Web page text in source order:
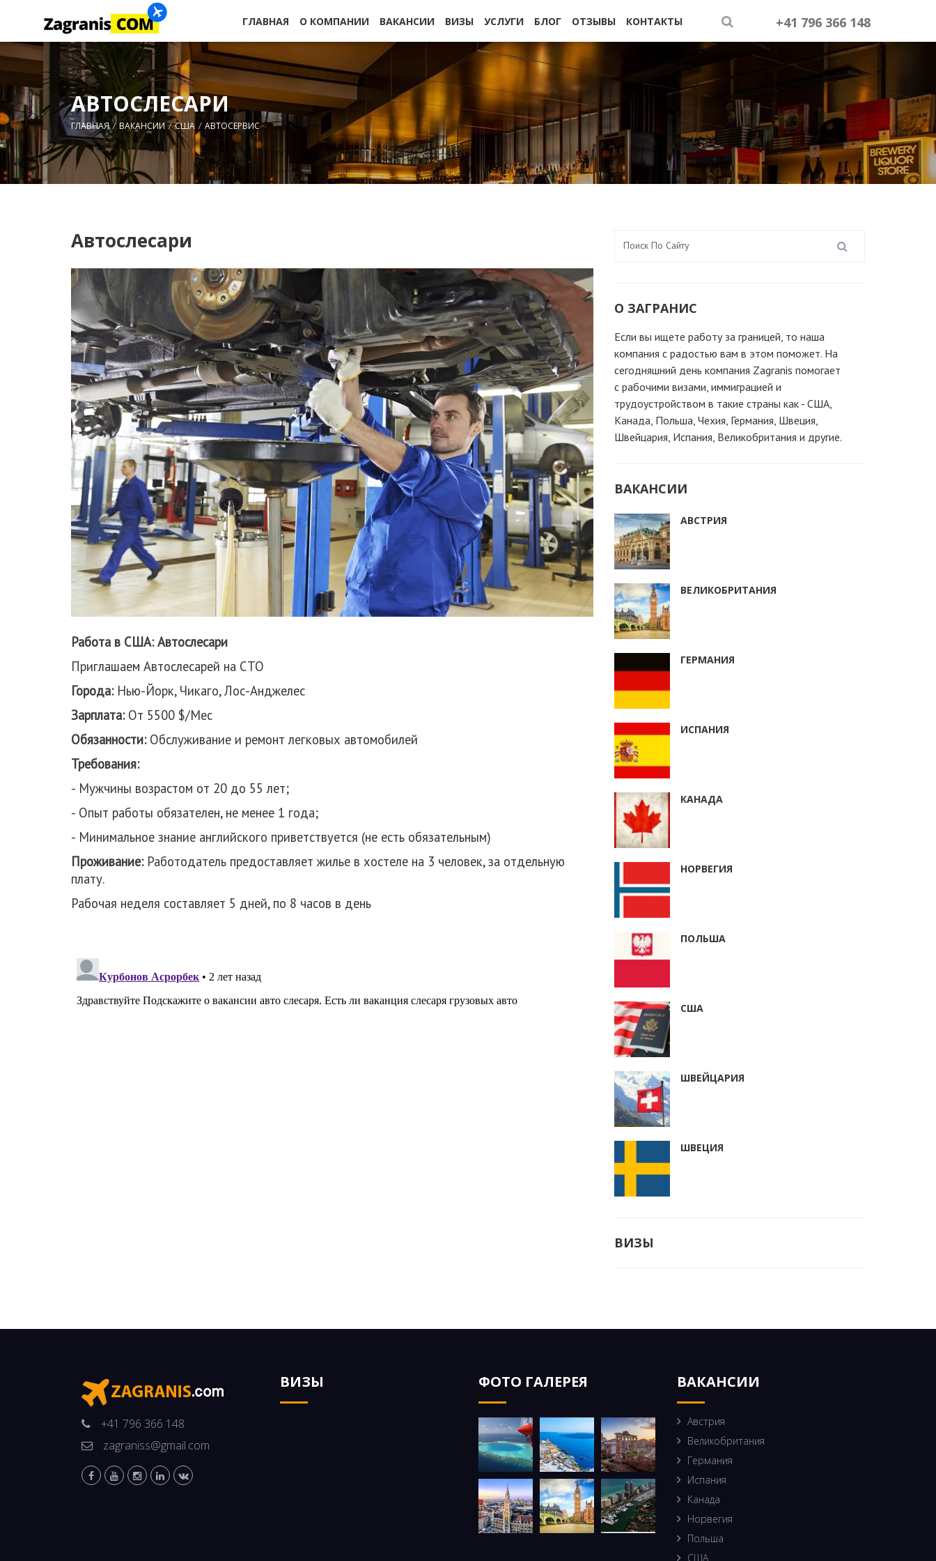
ГЛАВНАЯ О КОМПАНИИ ВАКАНСИИ ВИЗЫ УСЛУГИ БЛОГ ОТЗЫВЫ КОНТАКТЫ +41 796 366 148
АВТОСЛЕСАРИ
ГЛАВНАЯ ВАКАНСИИ США АВТОСЕРВИС
Автослесари
Работа в США: Автослесари
Приглашаем Автослесарей на СТО
Города:Нью-Йорк, Чикаго, Лос-Анджелес
Зарплата:От 5500 $/Мес
Обязанности: Обслуживание и ремонт легковых автомобилей
Требования:
- Мужчины возрастом от 20 до 55 лет;
- Опыт работы обязателен, не менее 1 года;
- Минимальное знание английского приветствуется (не есть обязательным)
Проживание:Работодатель предоставляет жилье в хостеле на 3 человек, за отдельную
плату.
Рабочая неделя составляет 5 дней, по 8 часов в день
О ЗАГРАНИС
Если вы ищете работу за границей, то наша
компания c радостью вам в этом поможет. На
сегодняшний день компания Zagranis помогает
с рабочими визами, иммиграцией и
трудоустройством в такие страны как - США,
Канада, Польша, Чехия, Германия, Швеция,
Швейцария, Испания, Великобритания и другие.
ВАКАНСИИ
АВСТРИЯ
ВЕЛИКОБРИТАНИЯ
ГЕРМАНИЯ
ИСПАНИЯ
КАНАДА
НОРВЕГИЯ
ПОЛЬША
США
ШВЕЙЦАРИЯ
ШВЕЦИЯ
ВИЗЫ
+41 796 366 148
zagraniss@gmail.com
ВИЗЫ ФОТО ГАЛЕРЕЯ ВАКАНСИИ
Австрия
Великобритания
Германия
Испания
Канада
Норвегия
Польша
США